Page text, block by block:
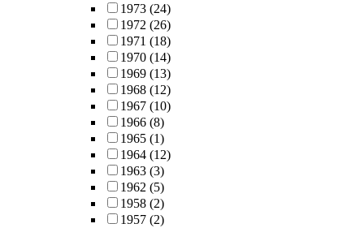
1973 (24)
1972 (26)
1971 (18)
1970 (14)
1969 (13)
1968 (12)
1967 (10)
1966 (8)
1965 (1)
1964 (12)
1963 (3)
1962 (5)
1958 (2)
1957 (2)